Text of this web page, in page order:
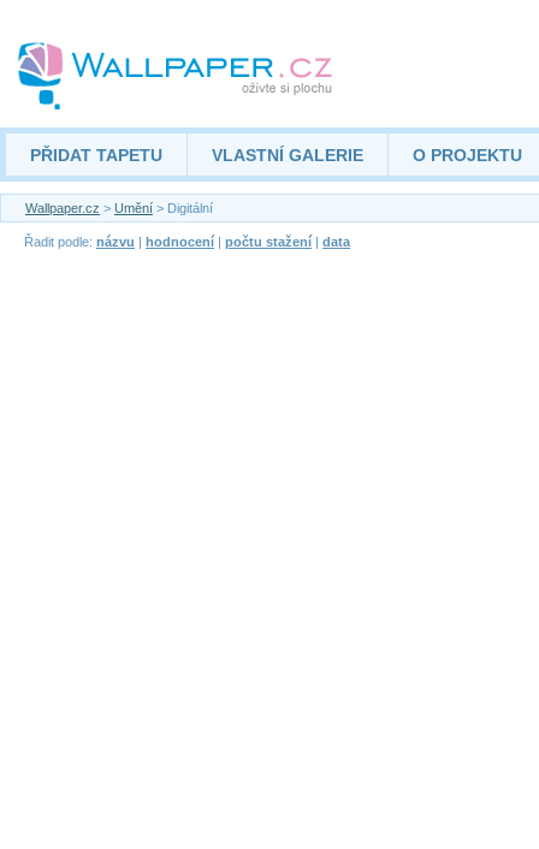
PŘIDAT TAPETU VLASTNÍ GALERIE O PROJEKTU
Wallpaper.cz > Umění > Digitální
Řadit podle: názvu | hodnocení | počtu stažení | data